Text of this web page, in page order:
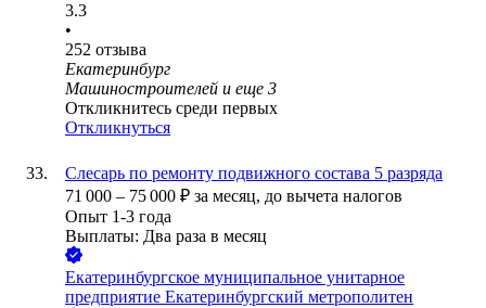
3.3
•
252 отзыва
Екатеринбург
Машиностроителей и еще 3
Откликнитесь среди первых
Откликнуться
Слесарь по ремонту подвижного состава 5 разряда
71 000 – 75 000 ₽ за месяц, до вычета налогов
Опыт 1-3 года
Выплаты: Два раза в месяц
Екатеринбургское муниципальное унитарное
предприятие Екатеринбургский метрополитен